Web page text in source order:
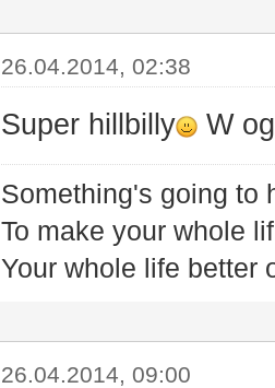
26.04.2014, 02:38
Super hillbilly W
Something's going to
To make your whole
Your whole life better
26.04.2014, 09:00